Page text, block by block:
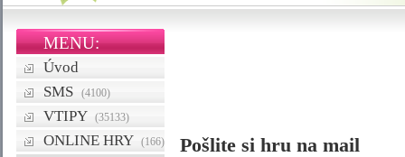
MENU:
Úvod
SMS
(4100)
VTIPY (35133)
ONLINE HRY (166) Pošlite si hru na mail